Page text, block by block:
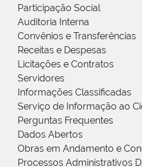
Participação Social
Auditoria Interna
Convênios e Transferências
Receitas e Despesas
Licitações e Contratos
Servidores
Informações Classificadas
Serviço de Informação ao
Perguntas Frequentes
Dados Abertos
Obras em Andamento e
Processos Administrativos